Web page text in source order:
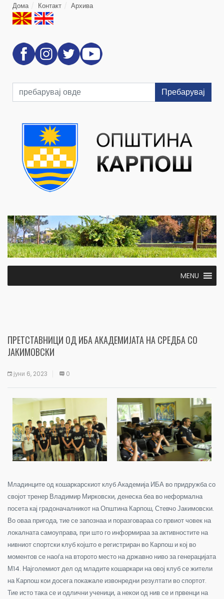
Дома Контакт Архива
Пребарувај
MENU
ПРЕТСТАВНИЦИ ОД ИБА АКАДЕМИЈАТА НА СРЕДБА СО
ЈАКИМОВСКИ
јуни 6, 2023 0
Младинците од кошаркарскиот клуб Академија ИБА во придружба со
својот тренер Владимир Мирковски, денеска беа во неформална
посета кај градоначалникот на Општина Карпош, Стевчо Јакимовски.
Во оваа пригода, тие се запознаа и поразговараа со првиот човек на
локалната самоуправа, при што го информираа за активностите на
нивниот спортски клуб којшто е регистриран во Карпош и кој во
моментов се наоѓа на второто место на државно ниво за генерацијата
М14. Најголемиот дел од младите кошаркари на овој клуб се жители
на Карпош кои досега покажале извонредни резултати во спортот.
Тие исто така се и одлични ученици, а некои од нив се и првенци на